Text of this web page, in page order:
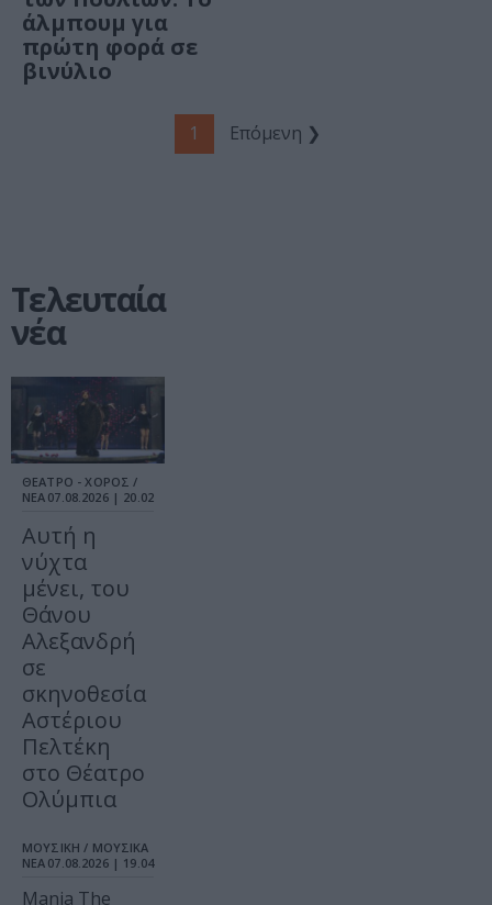
άλμπουμ για
πρώτη φορά σε
βινύλιο
1 Επόμενη ❯
Τελευταία
νέα
ΘΕΑΤΡΟ - ΧΟΡΟΣ /
ΝΕΑ 07.08.2026 | 20.02
Αυτή η
νύχτα
μένει, του
Θάνου
Αλεξανδρή
σε
σκηνοθεσία
Αστέριου
Πελτέκη
στο Θέατρο
Ολύμπια
ΜΟΥΣΙΚΗ / ΜΟΥΣΙΚΑ
ΝΕΑ 07.08.2026 | 19.04
Mania The